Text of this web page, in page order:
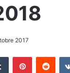
2017
Tumblr Pinterest